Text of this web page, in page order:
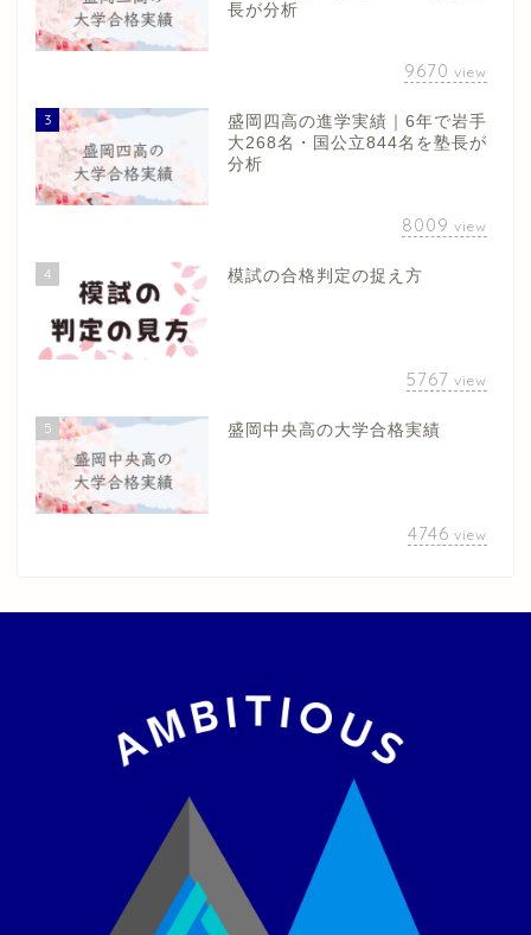
長が分析
9670 view
3
盛岡四高の進学実績｜6年で岩手
大268名・国公立844名を塾長が
分析
8009 view
4 模試の合格判定の捉え方
5767 view
5 盛岡中央高の大学合格実績
4746 view